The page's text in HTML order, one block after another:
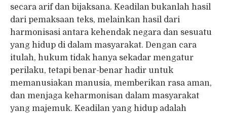
secara arif dan bijaksana. Keadilan bukanlah hasil
dari pemaksaan teks, melainkan hasil dari
harmonisasi antara kehendak negara dan sesuatu
yang hidup di dalam masyarakat. Dengan cara
itulah, hukum tidak hanya sekadar mengatur
perilaku, tetapi benar-benar hadir untuk
memanusiakan manusia, memberikan rasa aman,
dan menjaga keharmonisan dalam masyarakat
yang majemuk. Keadilan yang hidup adalah